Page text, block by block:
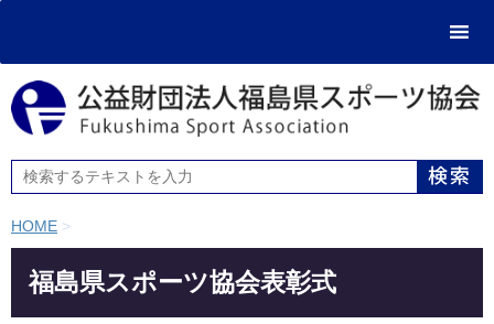
HOME >
福島県スポーツ協会表彰式